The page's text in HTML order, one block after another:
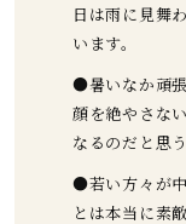
日は雨に見舞
います。
●暑いなか頑
顔を絶やさな
なるのだと思う
●若い方々が
とは本当に素